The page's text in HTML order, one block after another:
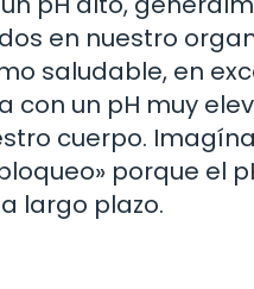
en nuestro
saludable, en
con un pH muy
cuerpo.
porque el
largo plazo.